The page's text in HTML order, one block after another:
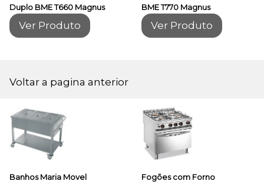
Duplo BME T660 Magnus
Ver Produto
BME T770 Magnus
Ver Produto
Voltar a pagina anterior
Banhos Maria Movel Fogões com Forno